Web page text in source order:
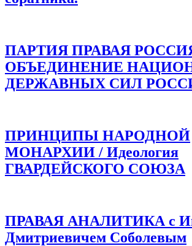
ПАРТИЯ ПРАВАЯ
ОБЪЕДИНЕНИЕ
ДЕРЖАВНЫХ СИЛ
ПРИНЦИПЫ НАРОДНОЙ
МОНАРХИИ / Идеология
ГВАРДЕЙСКОГО СОЮЗА
ПРАВАЯ АНАЛИТИКА с
Дмитриевичем Соболевым